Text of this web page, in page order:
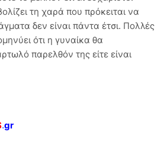
τη χαρά που πρόκειται να
δεν είναι πάντα έτσι. Πολλές
ότι η γυναίκα θα
παρελθόν της είτε είναι
.gr